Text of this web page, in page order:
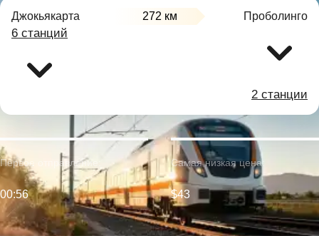
Джокьякарта 272 км Проболинго
6 станций
2 станции
Первое отправление:
00:56
Самая низкая цена:
$43